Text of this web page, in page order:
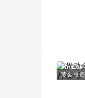
黄金投资